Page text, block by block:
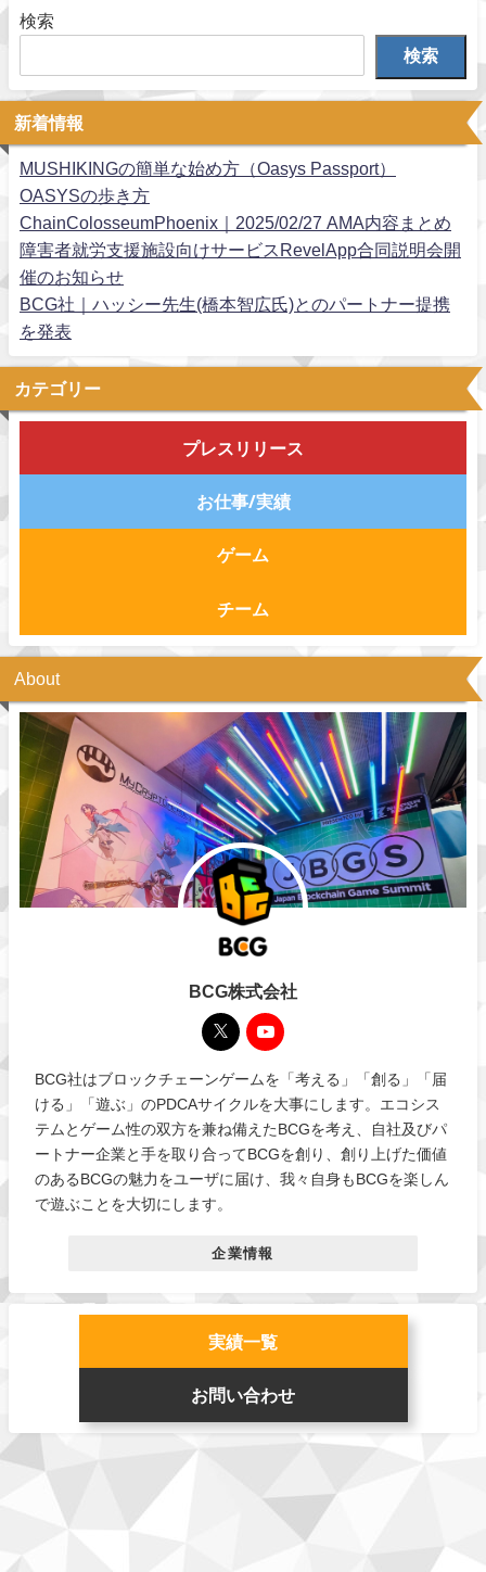
検索
検索
新着情報
MUSHIKINGの簡単な始め方（Oasys Passport）
OASYSの歩き方
ChainColosseumPhoenix｜2025/02/27 AMA内容まとめ
障害者就労支援施設向けサービスRevelApp合同説明会開
催のお知らせ
BCG社｜ハッシー先生(橋本智広氏)とのパートナー提携
を発表
カテゴリー
プレスリリース
お仕事/実績
ゲーム
チーム
About
BCG株式会社
BCG社はブロックチェーンゲームを「考える」「創る」「届
ける」「遊ぶ」のPDCAサイクルを大事にします。エコシス
テムとゲーム性の双方を兼ね備えたBCGを考え、自社及びパ
ートナー企業と手を取り合ってBCGを創り、創り上げた価値
のあるBCGの魅力をユーザに届け、我々自身もBCGを楽しん
で遊ぶことを大切にします。
企業情報
実績一覧
お問い合わせ